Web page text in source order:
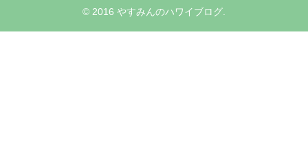
© 2016 やすみんのハワイブログ.